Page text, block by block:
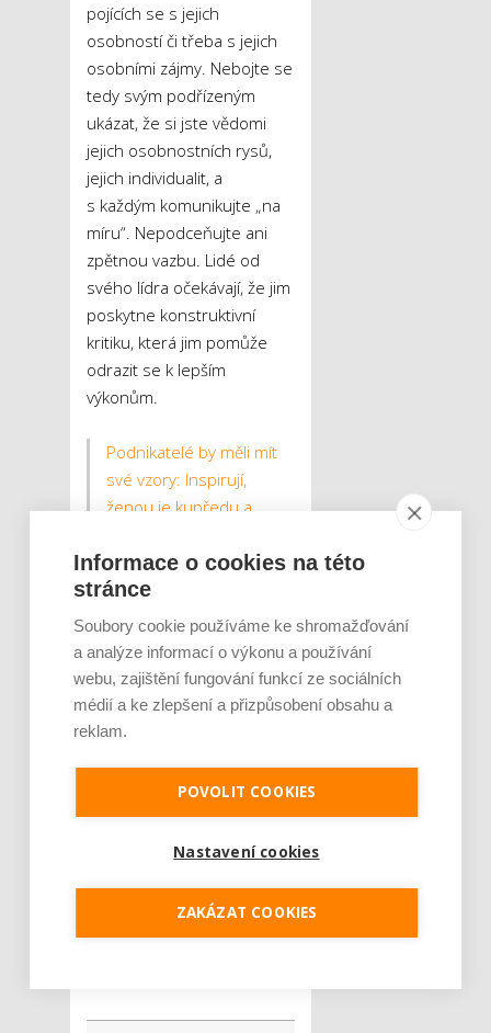
pojících se s jejich
osobností či třeba s jejich
osobními zájmy. Nebojte se
tedy svým podřízeným
ukázat, že si jste vědomi
jejich osobnostních rysů,
jejich individualit, a
s každým komunikujte „na
míru“. Nepodceňujte ani
zpětnou vazbu. Lidé od
svého lídra očekávají, že jim
poskytne konstruktivní
kritiku, která jim pomůže
odrazit se k lepším
výkonům.
Podnikatelé by měli mít
své vzory: Inspirují,
ženou je kupředu a
příliš nedaří
Chcete-li být skutečný lídr,
měli byste se též naučit
přistupovat k lidem bez
předsudků a s otevřenou
myslí. Neodsuzujte lidi za
přístupy v rozporu s vaší
obvyklou praxí by u vás
měly dostat šanci, jen tak
se totiž můžete posunout
Informace o cookies na této
stránce
Soubory cookie používáme ke shromažďování
a analýze informací o výkonu a používání
webu, zajištění fungování funkcí ze sociálních
médií a ke zlepšení a přizpůsobení obsahu a
reklam.
POVOLIT COOKIES
Nastavení cookies
ZAKÁZAT COOKIES